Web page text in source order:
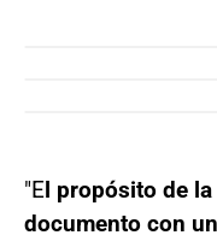
"El propósito de
documento con